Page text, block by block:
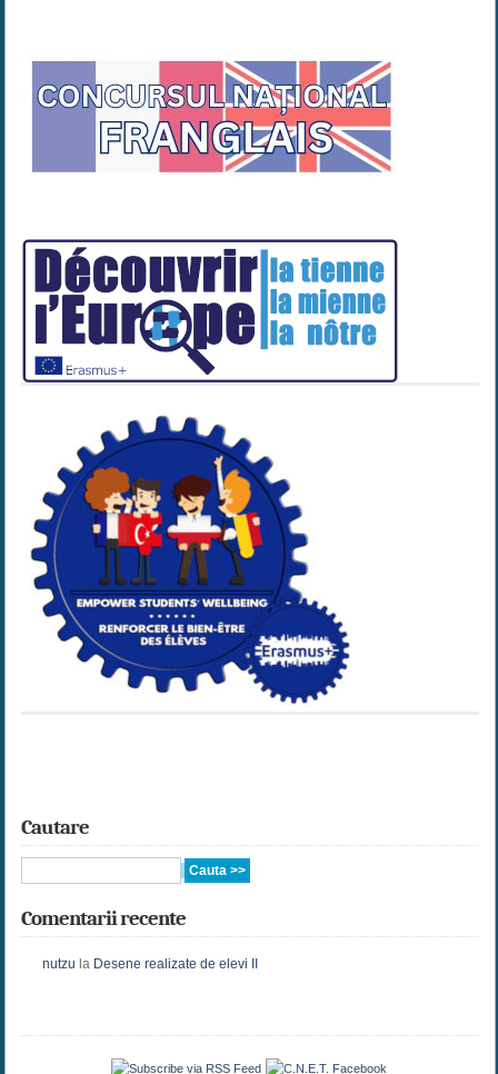
Cautare
Comentarii recente
nutzu la Desene realizate de elevi II